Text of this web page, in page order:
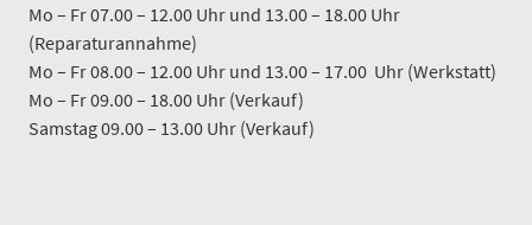
Mo – Fr 07.00 – 12.00 Uhr und 13.00 – 18.00 Uhr
(Reparaturannahme)
Mo – Fr 08.00 – 12.00 Uhr und 13.00 – 17.00 Uhr (Werkstatt)
Mo – Fr 09.00 – 18.00 Uhr (Verkauf)
Samstag 09.00 – 13.00 Uhr (Verkauf)